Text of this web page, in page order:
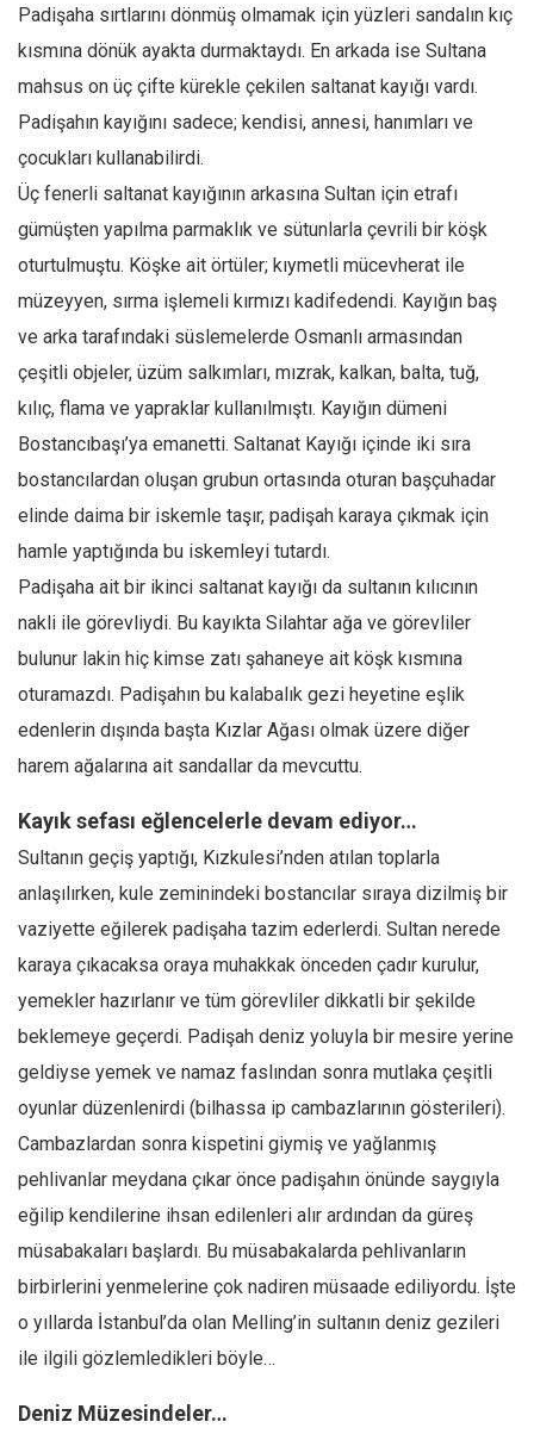
Esra Elönü
» Yazar arşivi
Tüm Sayılar
Kategoriler
Kültür Sanat
Kitap
Karisi kitap sualleri
Ekonomi
Spor
Manzara
Sağlık
Gıda-Beslenme
Hayat
Türkiye
Siyaset
Afrika
İslam Dünyası
Amerika
Avustralya
Dosyalar
Padişaha sırtlarını dönmüş olmamak için yüzleri sandalın kıç
kısmına dönük ayakta durmaktaydı. En arkada ise Sultana
mahsus on üç çifte kürekle çekilen saltanat kayığı vardı.
Padişahın kayığını sadece; kendisi, annesi, hanımları ve
çocukları kullanabilirdi.
Üç fenerli saltanat kayığının arkasına Sultan için etrafı
gümüşten yapılma parmaklık ve sütunlarla çevrili bir köşk
oturtulmuştu. Köşke ait örtüler; kıymetli mücevherat ile
müzeyyen, sırma işlemeli kırmızı kadifedendi. Kayığın baş
ve arka tarafındaki süslemelerde Osmanlı armasından
çeşitli objeler, üzüm salkımları, mızrak, kalkan, balta, tuğ,
kılıç, flama ve yapraklar kullanılmıştı. Kayığın dümeni
Bostancıbaşı’ya emanetti. Saltanat Kayığı içinde iki sıra
bostancılardan oluşan grubun ortasında oturan başçuhadar
elinde daima bir iskemle taşır, padişah karaya çıkmak için
hamle yaptığında bu iskemleyi tutardı.
Padişaha ait bir ikinci saltanat kayığı da sultanın kılıcının
nakli ile görevliydi. Bu kayıkta Silahtar ağa ve görevliler
bulunur lakin hiç kimse zatı şahaneye ait köşk kısmına
oturamazdı. Padişahın bu kalabalık gezi heyetine eşlik
edenlerin dışında başta Kızlar Ağası olmak üzere diğer
harem ağalarına ait sandallar da mevcuttu.
Kayık sefası eğlencelerle devam ediyor…
Sultanın geçiş yaptığı, Kızkulesi’nden atılan toplarla
anlaşılırken, kule zeminindeki bostancılar sıraya dizilmiş bir
vaziyette eğilerek padişaha tazim ederlerdi. Sultan nerede
karaya çıkacaksa oraya muhakkak önceden çadır kurulur,
yemekler hazırlanır ve tüm görevliler dikkatli bir şekilde
beklemeye geçerdi. Padişah deniz yoluyla bir mesire yerine
geldiyse yemek ve namaz faslından sonra mutlaka çeşitli
oyunlar düzenlenirdi (bilhassa ip cambazlarının gösterileri).
Cambazlardan sonra kispetini giymiş ve yağlanmış
pehlivanlar meydana çıkar önce padişahın önünde saygıyla
eğilip kendilerine ihsan edilenleri alır ardından da güreş
müsabakaları başlardı. Bu müsabakalarda pehlivanların
birbirlerini yenmelerine çok nadiren müsaade ediliyordu. İşte
o yıllarda İstanbul’da olan Melling’in sultanın deniz gezileri
ile ilgili gözlemledikleri böyle…
Deniz Müzesindeler…